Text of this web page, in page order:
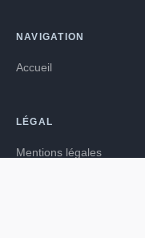
NAVIGATION
Accueil
LÉGAL
Mentions légales